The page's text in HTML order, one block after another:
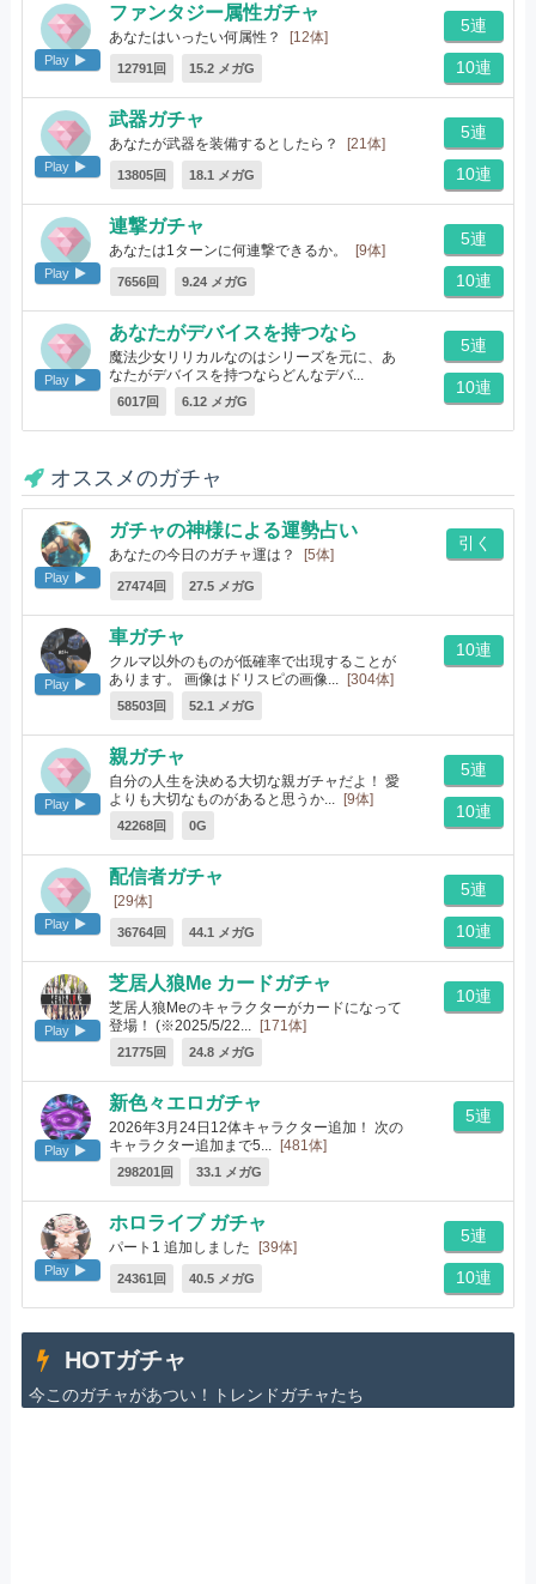
Play
ファンタジー属性ガチャ
あなたはいったい何属性？ [12体]
12791回 15.2 メガG
5連
10連
Play
武器ガチャ
あなたが武器を装備するとしたら？ [21体]
13805回 18.1 メガG
5連
10連
Play
連撃ガチャ
あなたは1ターンに何連撃できるか。 [9体]
7656回 9.24 メガG
5連
10連
Play
あなたがデバイスを持つなら
魔法少女リリカルなのはシリーズを元に、あ
なたがデバイスを持つならどんなデバ...
[10体]
6017回 6.12 メガG
5連
10連
オススメのガチャ
Play
ガチャの神様による運勢占い
あなたの今日のガチャ運は？ [5体]
27474回 27.5 メガG
引く
Play
車ガチャ
クルマ以外のものが低確率で出現することが
あります。 画像はドリスピの画像...
[304体]
58503回 52.1 メガG
10連
Play
親ガチャ
自分の人生を決める大切な親ガチャだよ！ 愛
よりも大切なものがあると思うか...
[9体]
42268回 0G
5連
10連
Play
配信者ガチャ
[29体]
36764回 44.1 メガG
5連
10連
Play
芝居人狼Me カードガチャ
芝居人狼Meのキャラクターがカードになって
登場！ (※2025/5/22...
[171体]
21775回 24.8 メガG
10連
Play
新色々エロガチャ
2026年3月24日12体キャラクター追加！ 次の
キャラクター追加まで5...
[481体]
298201回 33.1 メガG
5連
Play
ホロライブ ガチャ
パート1 追加しました [39体]
24361回 40.5 メガG
5連
10連
HOTガチャ
今このガチャがあつい！トレンドガチャたち